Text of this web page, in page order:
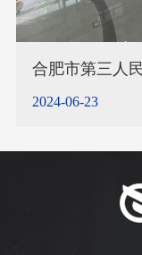
合肥市第三人
2024-06-23